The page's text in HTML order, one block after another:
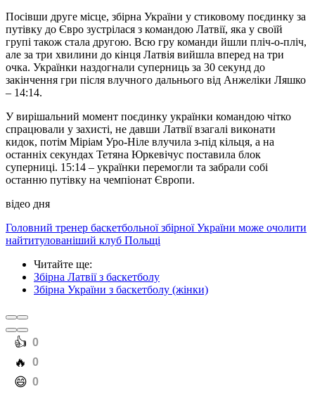
Посівши друге місце, збірна України у стиковому поєдинку за
путівку до Євро зустрілася з командою Латвії, яка у своїй
групі також стала другою. Всю гру команди йшли пліч-о-пліч,
але за три хвилини до кінця Латвія вийшла вперед на три
очка. Українки наздогнали суперниць за 30 секунд до
закінчення гри після влучного дальнього від Анжеліки Ляшко
– 14:14.
У вирішальний момент поєдинку українки командою чітко
спрацювали у захисті, не давши Латвії взагалі виконати
кидок, потім Міріам Уро-Ніле влучила з-під кільця, а на
останніх секундах Тетяна Юркевічус поставила блок
суперниці. 15:14 – українки перемогли та забрали собі
останню путівку на чемпіонат Європи.
відео дня
Головний тренер баскетбольної збірної України може очолити
найтитулованіший клуб Польщі
Читайте ще:
Збірна Латвії з баскетболу
Збірна України з баскетболу (жінки)
️👍 0
️🔥 0
️😄 0